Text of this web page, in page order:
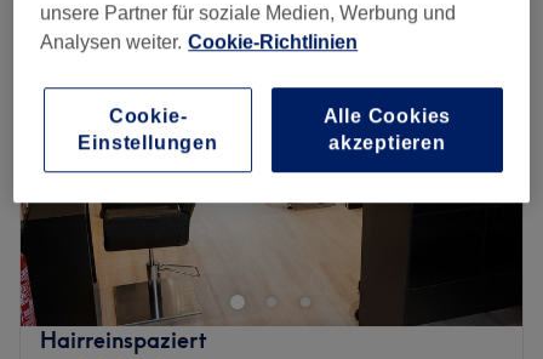
Hairreinspaziert
unsere Partner für soziale Medien, Werbung und
Analysen weiter. Cookie-Richtlinien
Cookie-
Einstellungen
Alle Cookies
akzeptieren